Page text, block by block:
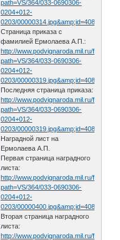
path=VS/364/033-0690306-
0204+012-
0203/
Страница приказа с
фамилией Ермолаева А.П.:
http://www.podvignaroda.mil.ru/filter/
path=VS/364/033-0690306-
0204+012-
0203/
Последняя страница приказа:
http://www.podvignaroda.mil.ru/filter/
path=VS/364/033-0690306-
0204+012-
0203/
Наградной лист на
Ермолаева А.П.
Первая страница наградного
листа:
http://www.podvignaroda.mil.ru/filter/
path=VS/364/033-0690306-
0204+012-
0203/
Вторая страница наградного
листа:
http://www.podvignaroda.mil.ru/filter/